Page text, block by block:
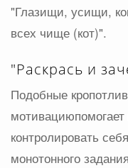
"Глазищи, усищи,
всех чище (кот)".
"Раскрась и
Подобные
контролировать
монотонного